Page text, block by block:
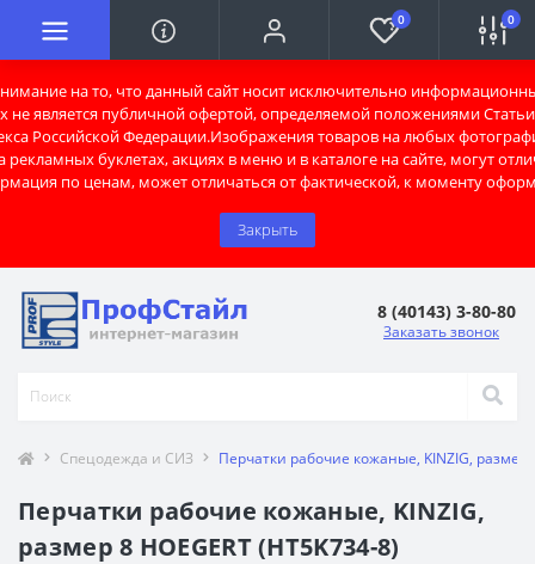
на то, что данный сайт носит исключительно
не является публичной офертой, определяемой положениями Статьи
Российской Федерации.Изображения товаров на любых
рекламных буклетах, акциях в меню и в каталоге на сайте, могут
по ценам, может отличаться от фактической, к моменту
Закрыть
0 0
8 (40143) 3-80-80
Заказать звонок
Спецодежда и СИЗ Перчатки рабочие кожаные, KINZIG, размер
Перчатки рабочие кожаные, KINZIG,
размер 8 HOEGERT (HT5K734-8)